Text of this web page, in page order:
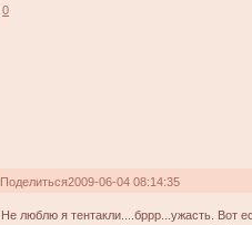
0
Поделиться2009-06-04 08:14:35
Не люблю я тентакли....бррр...ужасть. Вот